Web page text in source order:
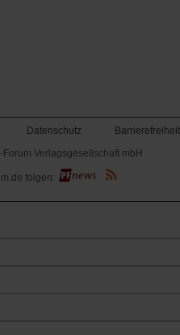
Datenschutz
Barrierefreiheit
Verlagsgesellschaft mbH
(Öffnet
in
neuen
folgen: